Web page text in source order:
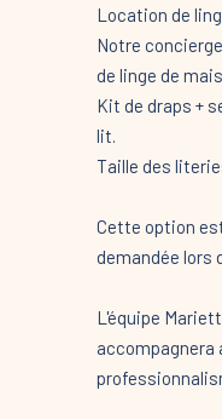
Location de
Notre
de linge de
Kit de draps +
lit.
Taille des
Cette option
demandée lors
L'équipe
accompagnera